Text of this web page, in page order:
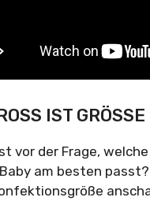
IST GRÖSSE
vor der Frage,
am besten